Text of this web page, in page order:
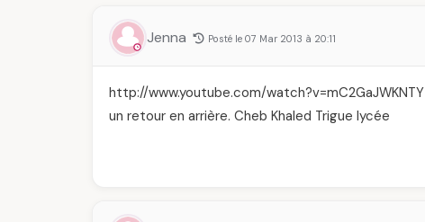
Jenna Posté le 07 Mar 2013 à 20:11
http://www.youtube.com/watch?v=mC2GaJWKNTY
un retour en arrière. Cheb Khaled Trigue lycée